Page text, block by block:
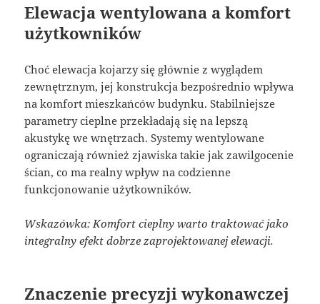
Elewacja wentylowana a komfort
użytkowników
Choć elewacja kojarzy się głównie z wyglądem
zewnętrznym, jej konstrukcja bezpośrednio wpływa
na komfort mieszkańców budynku. Stabilniejsze
parametry cieplne przekładają się na lepszą
akustykę we wnętrzach. Systemy wentylowane
ograniczają również zjawiska takie jak zawilgocenie
ścian, co ma realny wpływ na codzienne
funkcjonowanie użytkowników.
Wskazówka: Komfort cieplny warto traktować jako
integralny efekt dobrze zaprojektowanej elewacji.
Znaczenie precyzji wykonawczej